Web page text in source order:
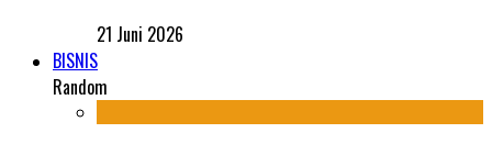
21 Juni 2026
BISNIS
Random